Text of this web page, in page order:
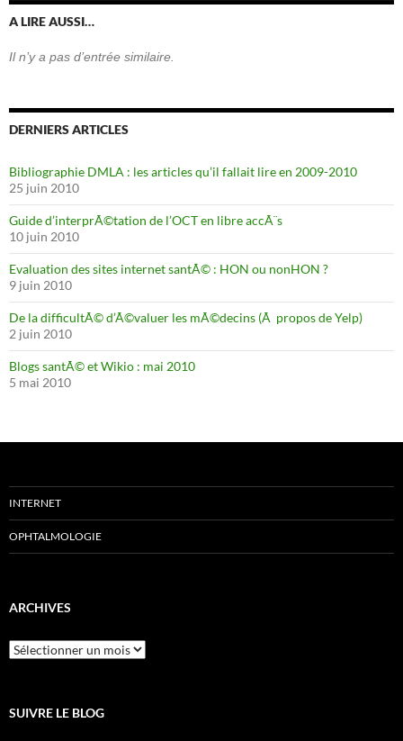
A LIRE AUSSI…
Il n’y a pas d’entrée similaire.
DERNIERS ARTICLES
Bibliographie DMLA : les articles qu’il fallait lire en 2009-2010
25 juin 2010
Guide d’interprÃ©tation de l’OCT en libre accÃ¨s
10 juin 2010
Evaluation des sites internet santÃ© : HON ou nonHON ?
9 juin 2010
De la difficultÃ© d’Ã©valuer les mÃ©decins (Ã propos de Yelp)
2 juin 2010
Blogs santÃ© et Wikio : mai 2010
5 mai 2010
INTERNET
OPHTALMOLOGIE
ARCHIVES
Archives
SUIVRE LE BLOG